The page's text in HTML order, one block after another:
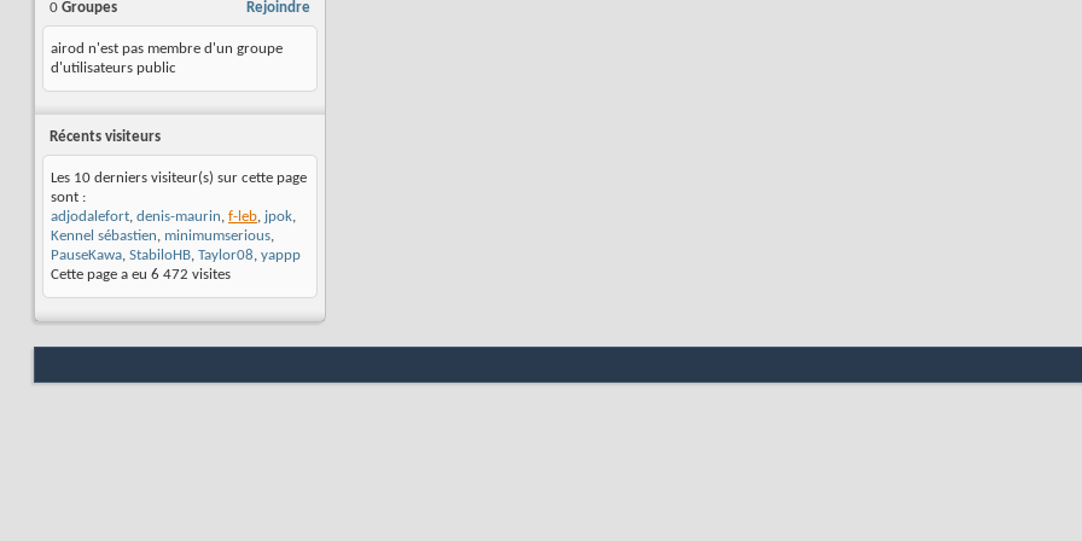
Rejoindre
0 Groupes
airod n'est pas membre d'un groupe
d'utilisateurs public
Récents visiteurs
Les 10 derniers visiteur(s) sur cette page
sont :
adjodalefort, denis-maurin, f-leb, jpok,
Kennel sébastien, minimumserious,
PauseKawa, StabiloHB, Taylor08, yappp
Cette page a eu 6 472 visites